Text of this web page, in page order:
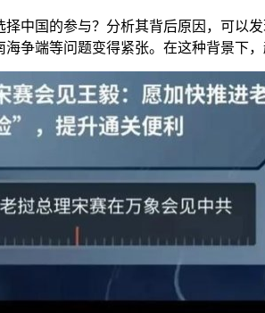
中国的参与？分析其背后原因，可以
争端等问题变得紧张。在这种背景下